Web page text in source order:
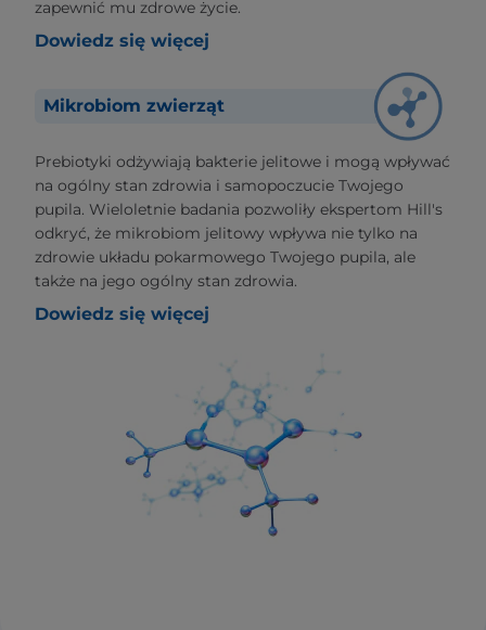
zapewnić mu zdrowe życie.
Dowiedz się więcej
Mikrobiom zwierząt
Prebiotyki odżywiają bakterie jelitowe i mogą wpływać
na ogólny stan zdrowia i samopoczucie Twojego
pupila. Wieloletnie badania pozwoliły ekspertom Hill's
odkryć, że mikrobiom jelitowy wpływa nie tylko na
zdrowie układu pokarmowego Twojego pupila, ale
także na jego ogólny stan zdrowia.
Dowiedz się więcej